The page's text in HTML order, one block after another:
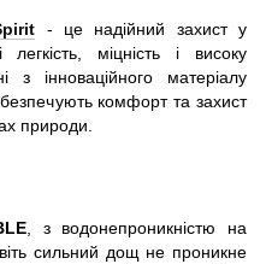
- це надійний захист у
міцність і високу
з інноваційного матеріалу
комфорт та захист
природи.
, з водонепроникністю на
сильний дощ не проникне